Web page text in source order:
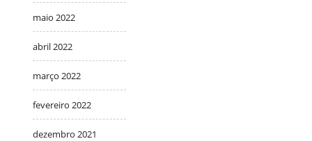
maio 2022
abril 2022
março 2022
fevereiro 2022
dezembro 2021